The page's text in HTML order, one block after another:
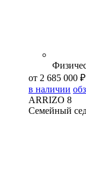
от 2 685 000
в наличии
ARRIZO 8
Семейный